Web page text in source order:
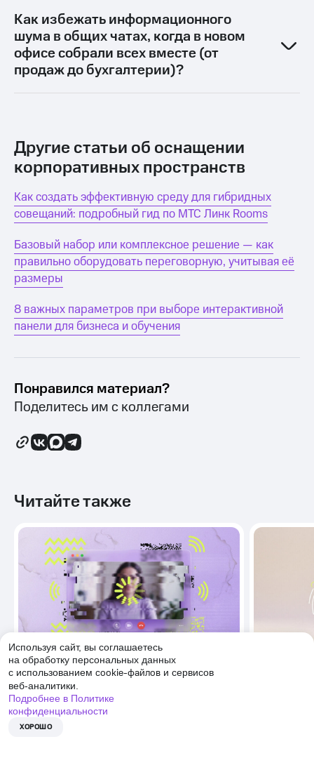
Используя сайт, вы соглашаетесь
на обработку персональных данных
с использованием cookie-файлов и сервисов
веб-аналитики.
Подробнее в Политике
конфиденциальности
ХОРОШО
Как избежать информационного
шума в общих чатах, когда в новом
офисе собрали всех вместе (от
продаж до бухгалтерии)?
Другие статьи об оснащении
корпоративных пространств
Как создать эффективную среду для гибридных
совещаний: подробный гид по МТС Линк Rooms
Базовый набор или комплексное решение — как
правильно оборудовать переговорную, учитывая её
размеры
8 важных параметров при выборе интерактивной
панели для бизнеса и обучения
Понравился материал?
Поделитесь им с коллегами
Читайте также
Общение
Стабильность связи
на переговорах: как решить
внезапные проблемы